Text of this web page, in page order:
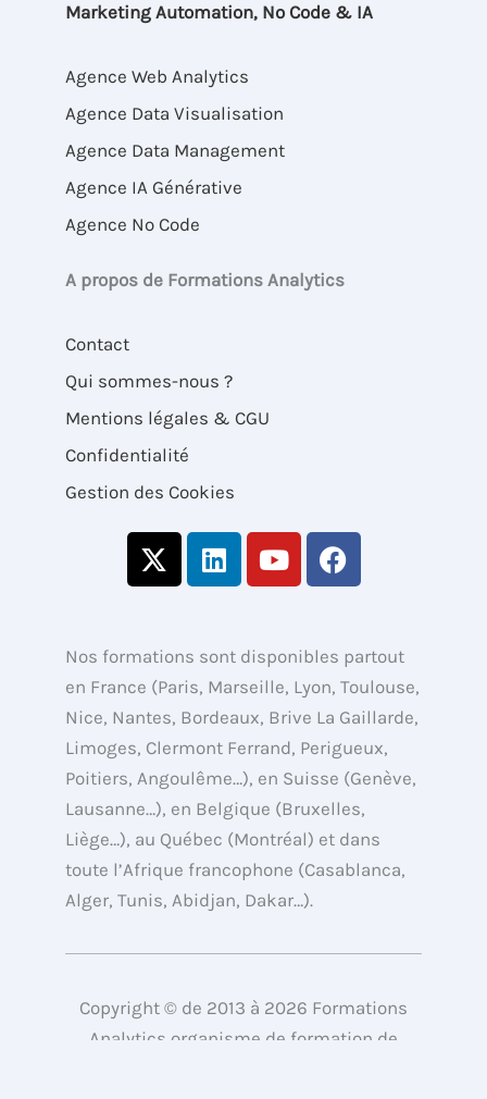
Marketing Automation, No Code & IA
Agence Web Analytics
Agence Data Visualisation
Agence Data Management
Agence IA Générative
Agence No Code
A propos de Formations Analytics
Contact
Qui sommes-nous ?
Mentions légales & CGU
Confidentialité
Gestion des Cookies
X
-
i
t
t
e
r
L
i
e
d
i
n
Y
o
u
b
e
F
a
b
o
o
k
Nos formations sont disponibles partout
en France (Paris, Marseille, Lyon, Toulouse,
Nice, Nantes, Bordeaux, Brive La Gaillarde,
Limoges, Clermont Ferrand, Perigueux,
Poitiers, Angoulême…), en Suisse (Genève,
Lausanne…), en Belgique (Bruxelles,
Liège…), au Québec (Montréal) et dans
toute l’Afrique francophone (Casablanca,
Alger, Tunis, Abidjan, Dakar…).
Copyright © de 2013 à 2026 Formations
Analytics organisme de formation de